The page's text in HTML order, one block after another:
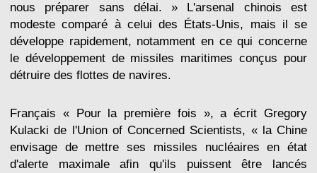
nous préparer sans délai. » L'arsenal chinois est
modeste comparé à celui des États-Unis, mais il se
développe rapidement, notamment en ce qui concerne
le développement de missiles maritimes conçus pour
détruire des flottes de navires.
Français « Pour la première fois », a écrit Gregory
Kulacki de l'Union of Concerned Scientists, « la Chine
envisage de mettre ses missiles nucléaires en état
d'alerte maximale afin qu'ils puissent être lancés